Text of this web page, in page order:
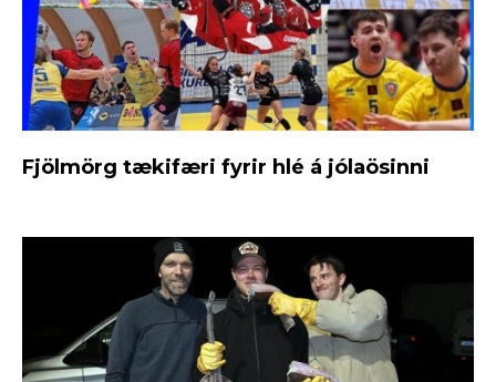
Fjölmörg tækifæri fyrir hlé á jólaösinni